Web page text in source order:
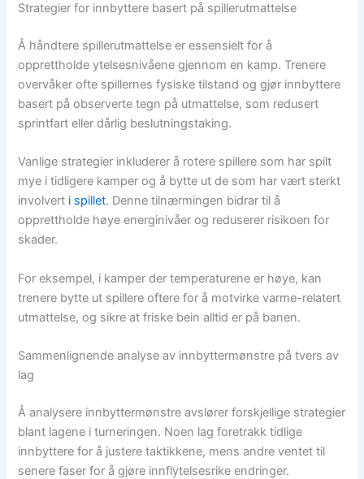
Strategier for innbyttere basert på spillerutmattelse
Å håndtere spillerutmattelse er essensielt for å
opprettholde ytelsesnivåene gjennom en kamp. Trenere
overvåker ofte spillernes fysiske tilstand og gjør innbyttere
basert på observerte tegn på utmattelse, som redusert
sprintfart eller dårlig beslutningstaking.
Vanlige strategier inkluderer å rotere spillere som har spilt
mye i tidligere kamper og å bytte ut de som har vært sterkt
involvert i spillet. Denne tilnærmingen bidrar til å
opprettholde høye energinivåer og reduserer risikoen for
skader.
For eksempel, i kamper der temperaturene er høye, kan
trenere bytte ut spillere oftere for å motvirke varme-relatert
utmattelse, og sikre at friske bein alltid er på banen.
Sammenlignende analyse av innbyttermønstre på tvers av
lag
Å analysere innbyttermønstre avslører forskjellige strategier
blant lagene i turneringen. Noen lag foretrakk tidlige
innbyttere for å justere taktikkene, mens andre ventet til
senere faser for å gjøre innflytelsesrike endringer.